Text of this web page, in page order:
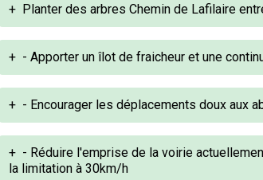
+ Planter des arbres Chemin de Lafilaire
+ - Apporter un îlot de fraicheur et une
+ - Encourager les déplacements doux aux
+ - Réduire l'emprise de la voirie
la limitation à 30km/h